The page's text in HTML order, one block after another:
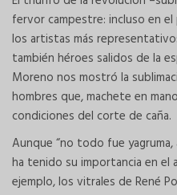
fervor campestre: incluso en
los artistas más
también héroes salidos de la
Moreno nos mostró la
hombres que, machete en
condiciones del corte de caña.
Aunque “no todo fue yagruma,
ha tenido su importancia en el
ejemplo, los vitrales de René